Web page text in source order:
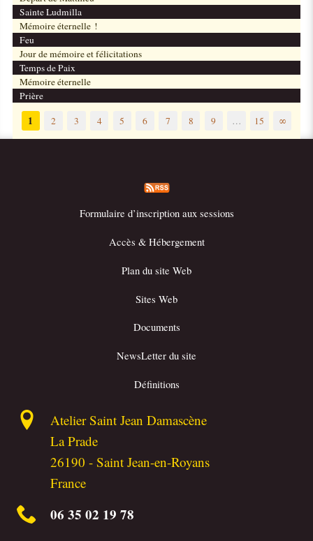
Sainte Ludmilla
Mémoire éternelle !
Feu
Jour de mémoire et félicitations
Temps de Paix
Mémoire éternelle
Prière
1 2 3 4 5 6 7 8 9 … 15 ∞
Formulaire d’inscription aux sessions
Accès & Hébergement
Plan du site Web
Sites Web
Documents
NewsLetter du site
Définitions
Atelier Saint Jean Damascène
La Prade
26190 -Saint Jean-en-Royans
France
06 35 02 19 78